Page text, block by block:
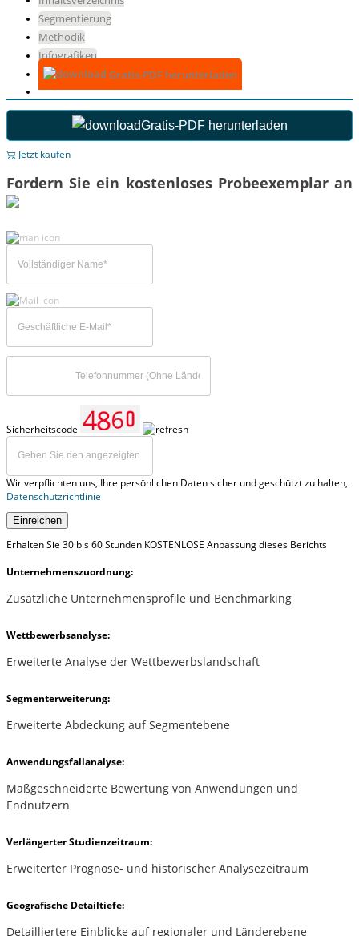
Segmentierung
Methodik
Infografiken
Gratis-PDF herunterladen
Gratis-PDF herunterladen
Jetzt kaufen
Fordern Sie ein kostenloses Probeexemplar an
Sicherheitscode
Wir verpflichten uns, Ihre persönlichen Daten sicher und geschützt zu halten,
Datenschutzrichtlinie
Einreichen
Erhalten Sie 30 bis 60 Stunden KOSTENLOSE Anpassung dieses Berichts
Unternehmenszuordnung:
Zusätzliche Unternehmensprofile und Benchmarking
Wettbewerbsanalyse:
Erweiterte Analyse der Wettbewerbslandschaft
Segmenterweiterung:
Erweiterte Abdeckung auf Segmentebene
Anwendungsfallanalyse:
Maßgeschneiderte Bewertung von Anwendungen und
Endnutzern
Verlängerter Studienzeitraum:
Erweiterter Prognose- und historischer Analysezeitraum
Geografische Detailtiefe:
Detailliertere Einblicke auf regionaler und Länderebene